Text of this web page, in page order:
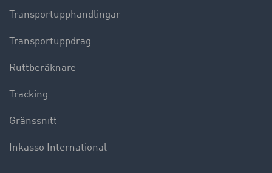
Transportupphandlingar
Transportuppdrag
Ruttberäknare
Tracking
Gränssnitt
Inkasso International